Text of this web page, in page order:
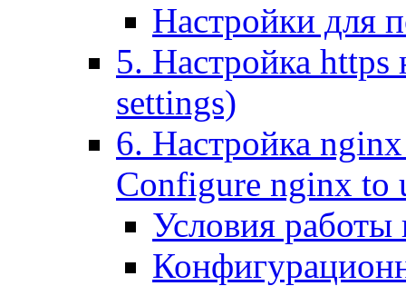
Настройки для
5. Настройка https
settings)
6. Настройка
Configure nginx to
Условия работы